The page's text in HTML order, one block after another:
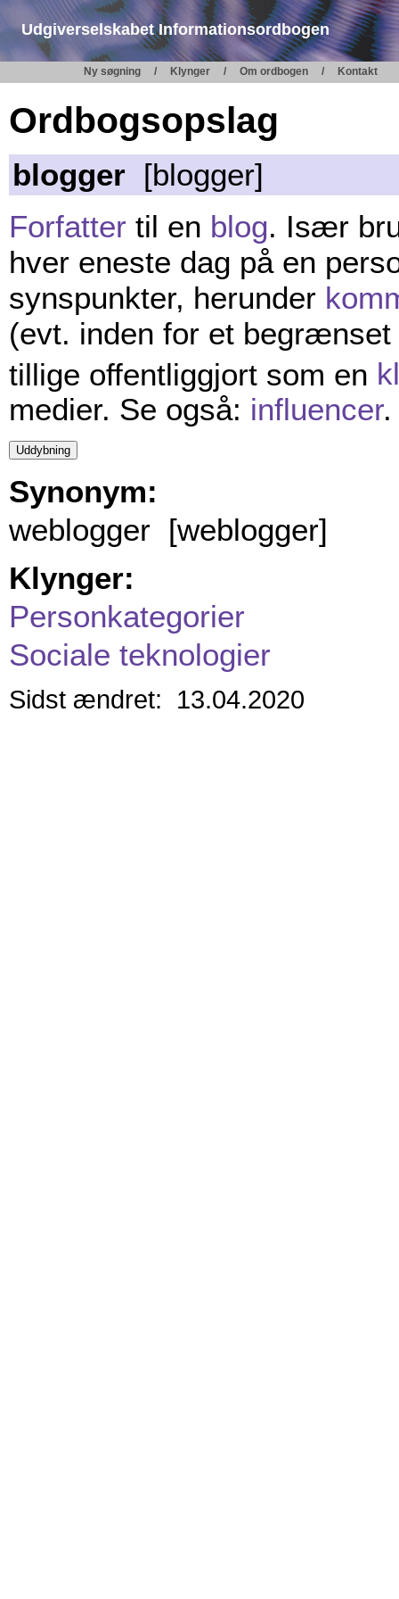
Udgiverselskabet Informationsordbogen
Ny søgning Klynger Om ordbogen Kontakt
Ordbogsopslag
blogger [blogger]
Forfatter til en blog. Især
hver eneste dag på en
synspunkter, herunder
(evt. inden for et begrænset
tillige offentliggjort som en
medier. Se også: influencer.
Synonym:
weblogger [weblogger]
Klynger:
Personkategorier
Sociale teknologier
Sidst ændret: 13.04.2020